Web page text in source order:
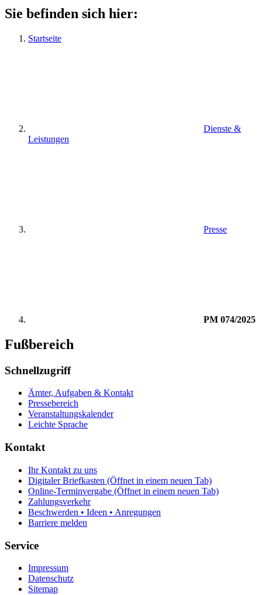
Sie befinden sich hier:
Startseite
Dienste &
Leistungen
Presse
PM 074/2025
Fußbereich
Schnellzugriff
Ämter, Aufgaben & Kontakt
Pressebereich
Veranstaltungskalender
Leichte Sprache
Kontakt
Ihr Kontakt zu uns
Digitaler Briefkasten (Öffnet in einem neuen Tab)
Online-Terminvergabe (Öffnet in einem neuen Tab)
Zahlungsverkehr
Beschwerden • Ideen • Anregungen
Barriere melden
Service
Impressum
Datenschutz
Sitemap